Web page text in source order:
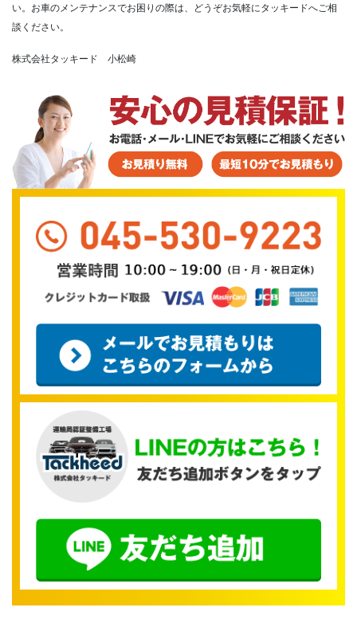
い。お車のメンテナンスでお困りの際は、どうぞお気軽にタッキードへご相
談ください。
株式会社タッキード 小松崎